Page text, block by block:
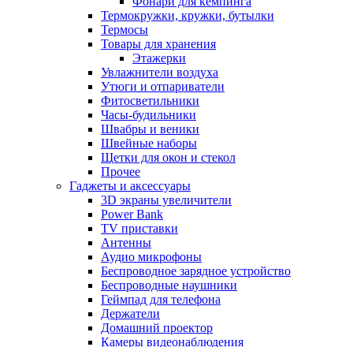
Термокружки, кружки, бутылки
Термосы
Товары для хранения
Этажерки
Увлажнители воздуха
Утюги и отпариватели
Фитосветильники
Часы-будильники
Швабры и веники
Швейные наборы
Щетки для окон и стекол
Прочее
Гаджеты и аксессуары
3D экраны увеличители
Power Bank
TV приставки
Антенны
Аудио микрофоны
Беспроводное зарядное устройство
Беспроводные наушники
Геймпад для телефона
Держатели
Домашний проектор
Камеры видеонаблюдения